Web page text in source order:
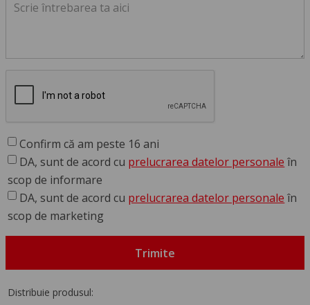
Confirm că am peste 16 ani
DA, sunt de acord cu prelucrarea datelor personale în
scop de informare
DA, sunt de acord cu prelucrarea datelor personale în
scop de marketing
Trimite
Distribuie produsul: